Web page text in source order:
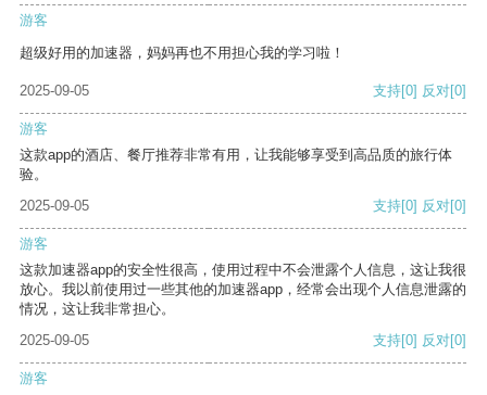
游客
超级好用的加速器，妈妈再也不用担心我的学习啦！
2025-09-05 支持[0] 反对[0]
游客
这款app的酒店、餐厅推荐非常有用，让我能够享受到高品质的旅行体
验。
2025-09-05
支持[0] 反对[0]
游客
这款加速器app的安全性很高，使用过程中不会泄露个人信息，这让我很
放心。我以前使用过一些其他的加速器app，经常会出现个人信息泄露的
情况，这让我非常担心。
2025-09-05
支持[0] 反对[0]
游客